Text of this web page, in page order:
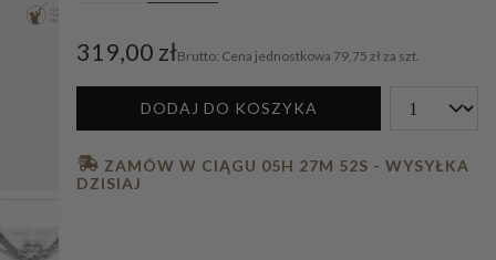
319,00 zł Cena jednostkowa 79,75 zł za szt.
DODAJ DO KOSZYKA
ZAMÓW W CIĄGU 05H 27M 51S - WYSYŁKA
DZISIAJ